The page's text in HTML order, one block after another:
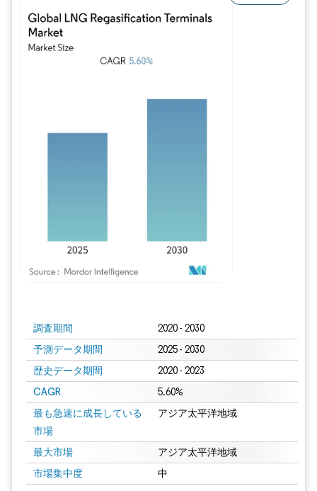
調査期間 2020 - 2030
予測データ期間 2025 - 2030
歴史データ期間 2020 - 2023
CAGR 5.60%
最も急速に成長している
市場
アジア太平洋地域
最大市場 アジア太平洋地域
市場集中度 中